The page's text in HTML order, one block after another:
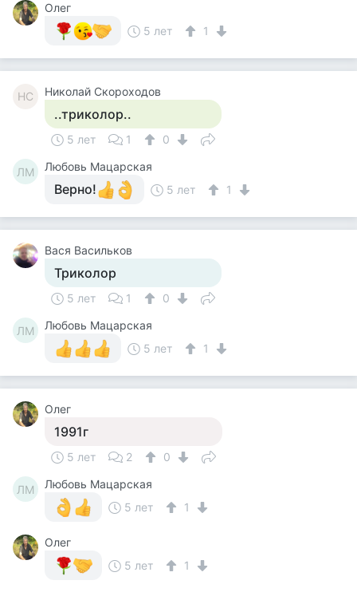
Олег
5 лет
1
НС Николай Скороходов
..триколор..
5 лет 1 0
ЛМ Любовь Мацарская
Верно! 5 лет 1
Вася Васильков
Триколор
5 лет 1 0
ЛМ
Любовь Мацарская
5 лет
1
Олег
1991г
5 лет 2 0
ЛМ
Любовь Мацарская
5 лет
1
Олег
5 лет
1